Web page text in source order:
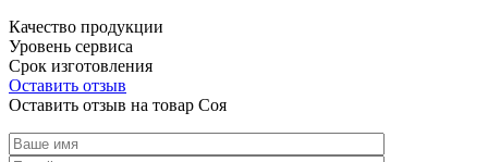
Качество продукции
Уровень сервиса
Срок изготовления
Оставить отзыв
Оставить отзыв на товар Соя